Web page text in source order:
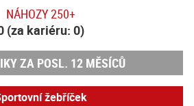
NÁHOZY 250+
(za kariéru: 0)
ZA POSL. 12 MĚSÍCŮ
žebříček